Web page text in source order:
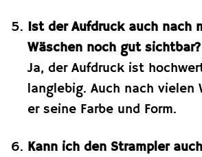
Ist der Aufdruck auch nach
Wäschen noch gut sichtbar?
Ja, der Aufdruck ist
langlebig. Auch nach vielen
er seine Farbe und Form.
Kann ich den Strampler